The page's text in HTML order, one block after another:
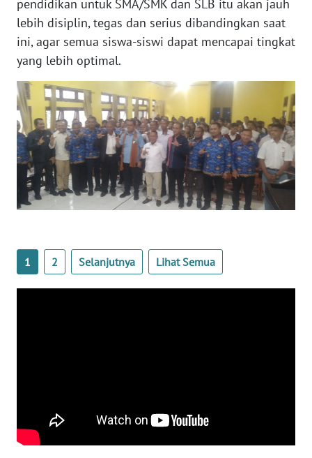
pendidikan untuk SMA/SMK dan SLB itu akan jauh
lebih disiplin, tegas dan serius dibandingkan saat
ini, agar semua siswa-siswi dapat mencapai tingkat
yang lebih optimal.
1 2 Selanjutnya Lihat Semua
WN
SUMSEL
WN
BENGKULU
WN
LAMPUNG
WN
JATENG
NUSANTARA
WN
WN